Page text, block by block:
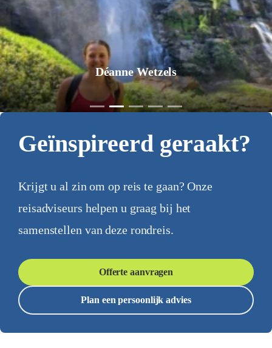
Déanne Wetzels
Geïnspireerd geraakt?
Krijgt u al zin om op reis te gaan? Onze
reisadviseurs helpen u graag bij het
samenstellen van deze rondreis.
Offerte aanvragen
Plan een persoonlijk advies